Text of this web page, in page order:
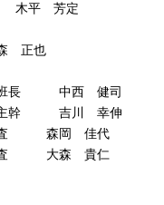
定
健司
川 幸伸
岡 佳代
森 貴仁